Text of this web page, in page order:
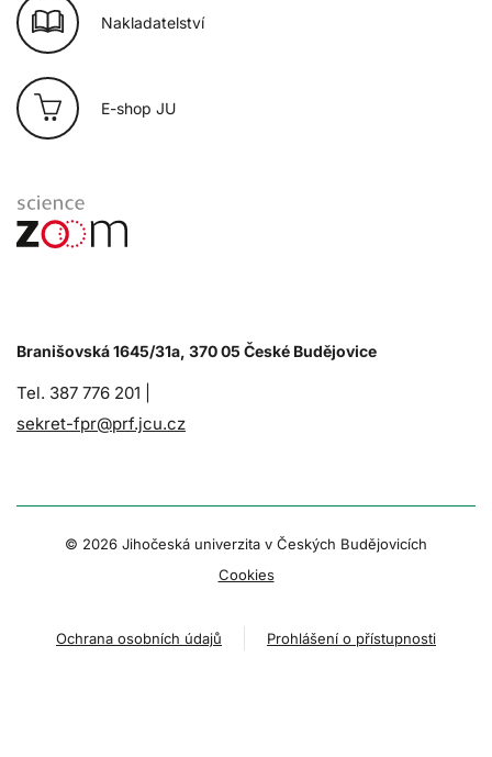
Nakladatelství
E-shop JU
Branišovská 1645/31a, 370 05 České Budějovice
Tel. 387 776 201 |
sekret-fpr@prf.jcu.cz
© 2026 Jihočeská univerzita v Českých Budějovicích
Cookies
Ochrana osobních údajů Prohlášení o přístupnosti